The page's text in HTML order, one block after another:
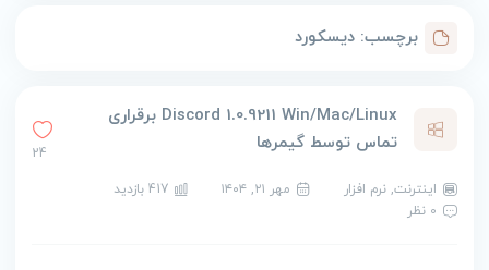
برچسب: دیسکورد
Discord 1.0.9211 Win/Mac/Linux برقراری
تماس توسط گیمرها
24
اینترنت, نرم افزار مهر ۲۱, ۱۴۰۴
417 بازدید
0 نظر